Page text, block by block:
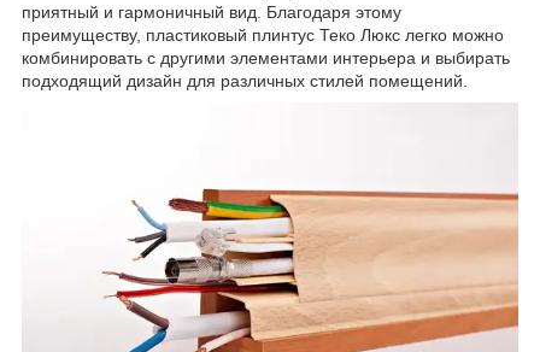
приятный и гармоничный вид. Благодаря этому
преимуществу, пластиковый плинтус Теко Люкс легко можно
комбинировать с другими элементами интерьера и выбирать
подходящий дизайн для различных стилей помещений.